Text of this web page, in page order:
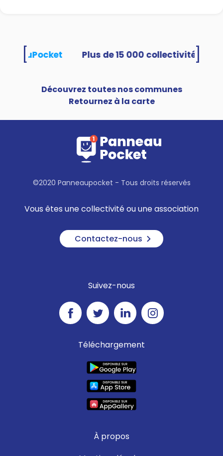
Découvrez toutes nos communes
Retournez à la carte
©2020 Panneaupocket - Tous droits réservés
Vous êtes une collectivité ou une association
Contactez-nous
Suivez-nous
Téléchargement
À propos